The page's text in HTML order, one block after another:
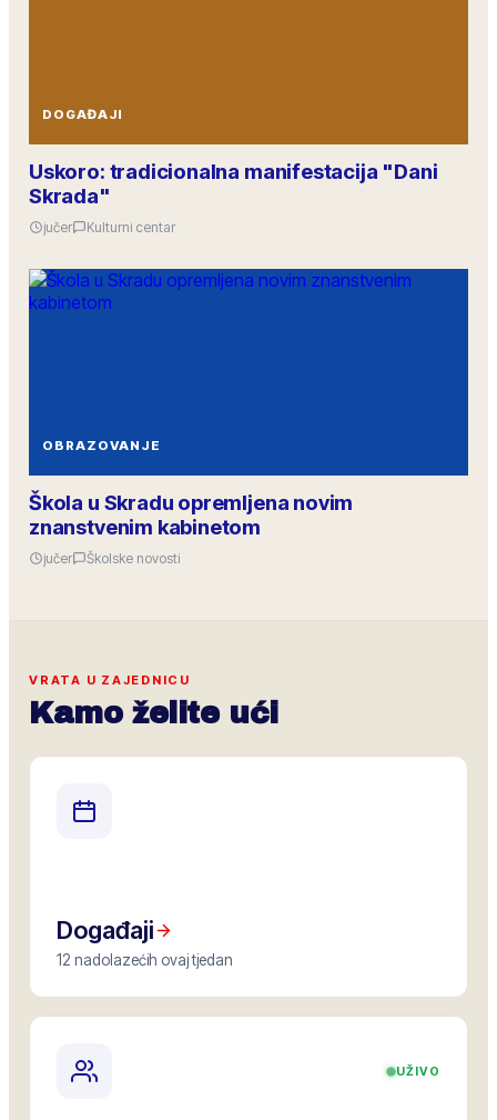
DOGAĐAJI
Uskoro: tradicionalna manifestacija "Dani
Skrada"
jučer Kulturni centar
OBRAZOVANJE
Škola u Skradu opremljena novim
znanstvenim kabinetom
jučer Školske novosti
VRATA U ZAJEDNICU
Kamo želite ući
Događaji
12 nadolazećih ovaj tjedan
UŽIVO